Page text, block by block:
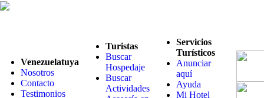
Venezuelatuya
Nosotros
Contacto
Testimonios
Turistas
Buscar
Hospedaje
Buscar
Actividades
Servicios
Turísticos
Anunciar
aquí
Ayuda
Mi Hotel